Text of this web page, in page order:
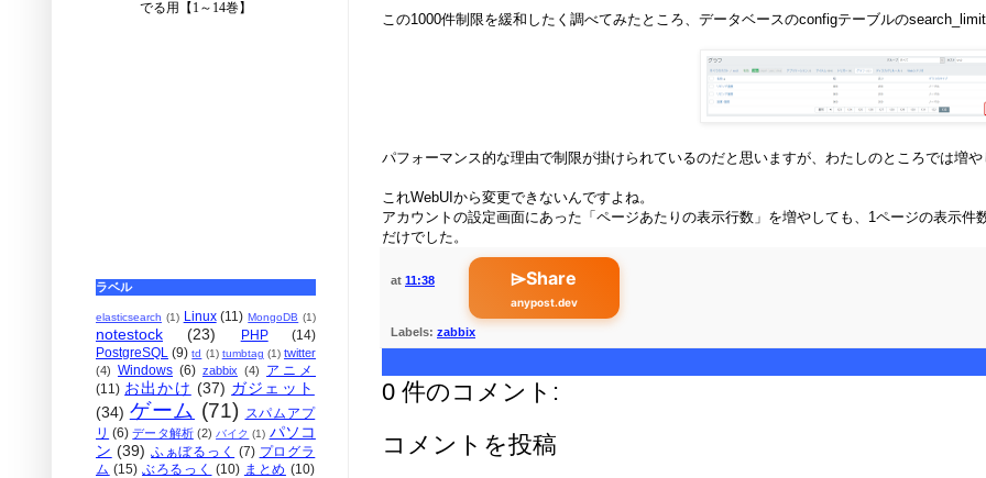
この1000件制限を緩和したく調べてみたところ、データベースのconfigテーブルの
パフォーマンス的な理由で制限が掛けられているのだと思いますが、わたしのところでは増
これWebUIから変更できないんですよね。
アカウントの設定画面にあった「ページあたりの表示行数」を増やしても、1ページの表示
だけでした。
at 11:38 ⌲Share
anypost.dev
Labels: zabbix
0 件のコメント:
コメントを投稿
ラベル
elasticsearch (1) Linux (11) MongoDB (1)
notestock (23) PHP
(14)
PostgreSQL (9) td (1) tumbtag (1) twitter
(4) Windows (6) zabbix (4)
アニメ
(11) お出かけ (37) ガジェット
(34) ゲーム (71) スパムアプ
リ (6) データ解析 (2) バイク (1) パソコ
ン (39) ふぁぼるっく (7) プログラ
ム (15) ぶろるっく (10) まとめ (10)